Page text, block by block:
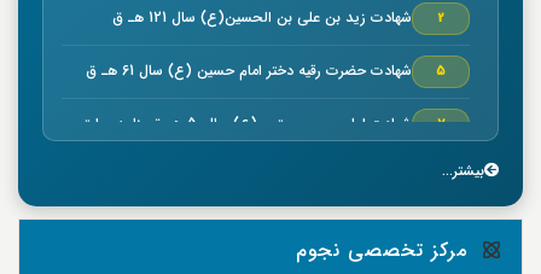
2 شهادت زيد بن علي بن الحسين(ع) سال 121 هـ ق
5 شهادت حضرت رقیه دختر امام حسین (ع) سال 61 هـ ق
7 شهادت امام حسن مجتبي (ع) سال50 هـ ق بنا به روایتی
7بیشتر...
مرکز تخصصی نجوم